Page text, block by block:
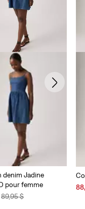
denim Jadine
pour femme
Original
89,95 $